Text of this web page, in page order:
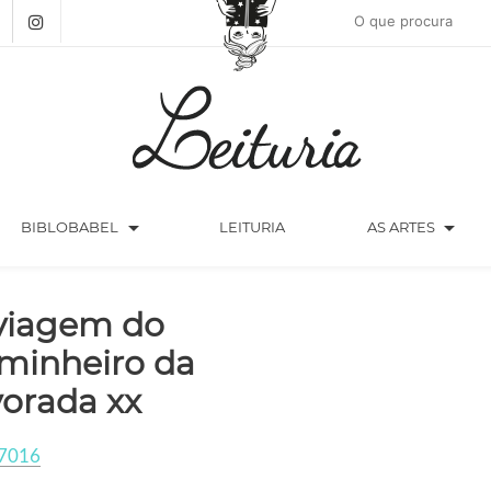
BIBLOBABEL arrow_drop_down LEITURIA AS ARTES arrow_drop_down
do
da
xx